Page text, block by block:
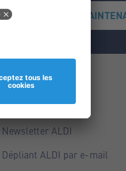
S'INSCRIRE
Service
Points ALDI
Newsletter ALDI
Dépliant ALDI par e-mail